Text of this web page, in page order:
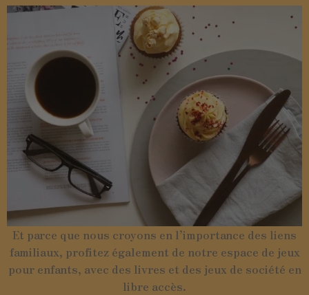
Et parce que nous croyons en l’importance des liens
familiaux, profitez également de notre espace de jeux
pour enfants, avec des livres et des jeux de société en
libre accès.